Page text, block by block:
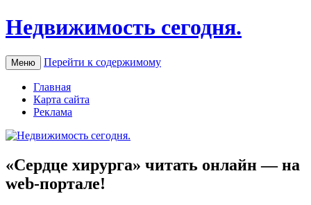
Недвижимость сегодня.
Меню Перейти к содержимому
Главная
Карта сайта
Реклама
«Сердце хирурга» читать онлайн — на
web-портале!